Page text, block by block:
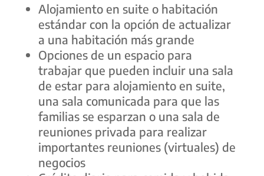
Alojamiento en suite o habitación
estándar con la opción de actualizar
a una habitación más grande
Opciones de un espacio para
trabajar que pueden incluir una sala
de estar para alojamiento en suite,
una sala comunicada para que las
familias se esparzan o una sala de
reuniones privada para realizar
importantes reuniones (virtuales) de
negocios